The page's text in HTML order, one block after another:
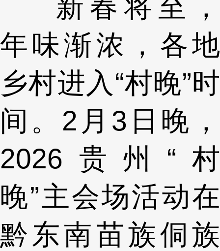
新春将至，
年味渐浓，各地
乡村进入“村晚”时
间。2月3日晚，
2026贵州“村
晚”主会场活动在
黔东南苗族侗族